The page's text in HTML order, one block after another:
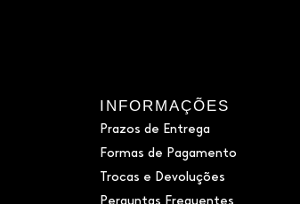
INFORMAÇÕES
Prazos de Entrega
Formas de Pagamento
Trocas e Devoluções
Perguntas Frequentes